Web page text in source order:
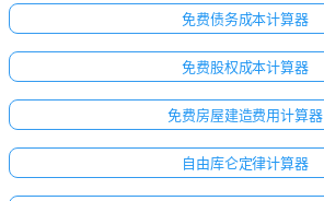
免费债务成本计算器
免费股权成本计算器
免费房屋建造费用计算器
自由库仑定律计算器